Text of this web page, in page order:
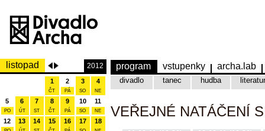
listopad 2012
1
ČT
2
PÁ
3
SO
4
NE
5
PO
6
ÚT
7
ST
8
ČT
9
PÁ
10
SO
11
NE
12 13 14 15 16 17 18
program vstupenky archa.lab
divadlo tanec hudba
VEŘEJNÉ NATÁČENÍ